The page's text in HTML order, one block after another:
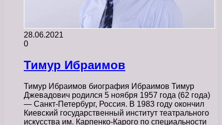
28.06.2021
0
Тимур Ибраимов
Тимур Ибраимов биография Ибраимов Тимур
Джевадович родился 5 ноября 1957 года (62 года)
— Санкт-Петербург, Россия. В 1983 году окончил
Киевский государственный институт театрального
искусства им. Карпенко-Карого по специальности